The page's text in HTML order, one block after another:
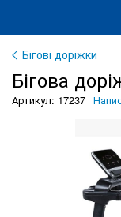
Бігові доріжки
Бігова
Артикул: 17237